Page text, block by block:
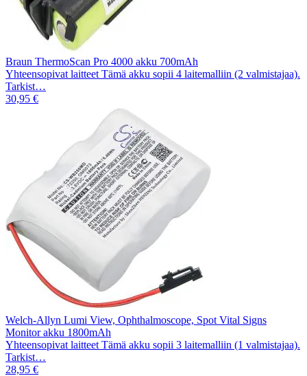
Braun ThermoScan Pro 4000 akku 700mAh
Yhteensopivat laitteet Tämä akku sopii 4 laitemalliin (2 valmistajaa).
Tarkist…
30,95 €
Welch-Allyn Lumi View, Ophthalmoscope, Spot Vital Signs
Monitor akku 1800mAh
Yhteensopivat laitteet Tämä akku sopii 3 laitemalliin (1 valmistajaa).
Tarkist…
28,95 €